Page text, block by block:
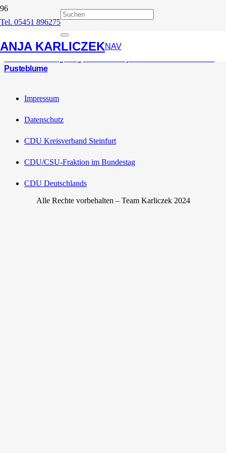
Tel. 05451 896275
ANJA KARLICZEKNAV
Pusteblume
Pusteblume
Impressum
Datenschutz
CDU Kreisverband Steinfurt
CDU/CSU-Fraktion im Bundestag
CDU Deutschlands
Alle Rechte vorbehalten – Team Karliczek 2024